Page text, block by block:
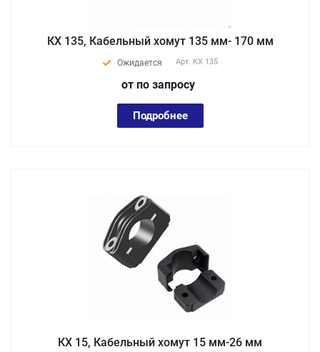
КХ 135, Кабельный хомут 135 мм- 170 мм
Ожидается Арт. КХ 135
от по запросу
Подробнее
КХ 15, Кабельный хомут 15 мм-26 мм